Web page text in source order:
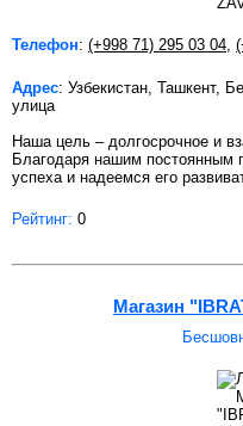
Телефон: (+998 71) 295 03 04
Адрес: Узбекистан, Ташкент,
улица
Наша цель – долгосрочное и
Благодаря нашим постоянным
успеха и надеемся его
Рейтинг: 0
Магазин